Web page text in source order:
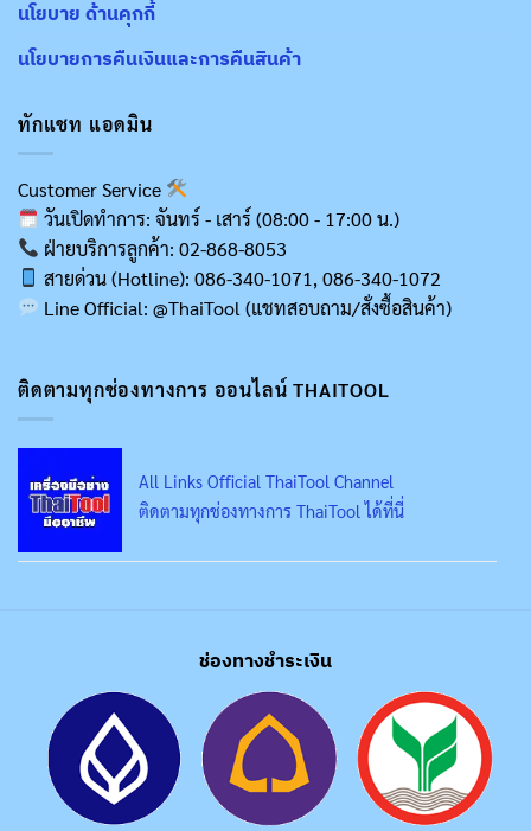
นโยบาย ด้านคุกกี้
นโยบายการคืนเงินและการคืนสินค้า
ทักแชท แอดมิน
Customer Service
วันเปิดทำการ: จันทร์ - เสาร์ (08:00 - 17:00 น.)
ฝ่ายบริการลูกค้า: 02-868-8053
สายด่วน (Hotline): 086-340-1071, 086-340-1072
Line Official: @ThaiTool (แชทสอบถาม/สั่งซื้อสินค้า)
ติดตามทุกช่องทางการ ออนไลน์ THAITOOL
All Links Official ThaiTool Channel
ติดตามทุกช่องทางการ ThaiTool ได้ที่นี่
ช่องทางชำระเงิน